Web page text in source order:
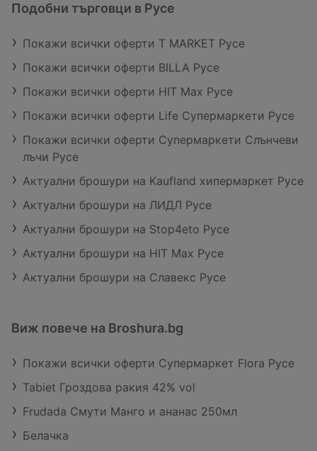
Подобни търговци в Русе
Покажи всички оферти T MARKET Русе
Покажи всички оферти BILLA Русе
Покажи всички оферти HIT Max Русе
Покажи всички оферти Life Супермаркети Русе
Покажи всички оферти Супермаркети Слънчеви
лъчи Русе
Актуални брошури на Kaufland хипермаркет Русе
Актуални брошури на ЛИДЛ Русе
Актуални брошури на Stop4eto Русе
Актуални брошури на HIT Max Русе
Актуални брошури на Славекс Русе
Виж повече на Broshura.bg
Покажи всички оферти Супермаркет Flora Русе
Tabiet Гроздова ракия 42% vol
Frudada Смути Манго и ананас 250мл
Белачка